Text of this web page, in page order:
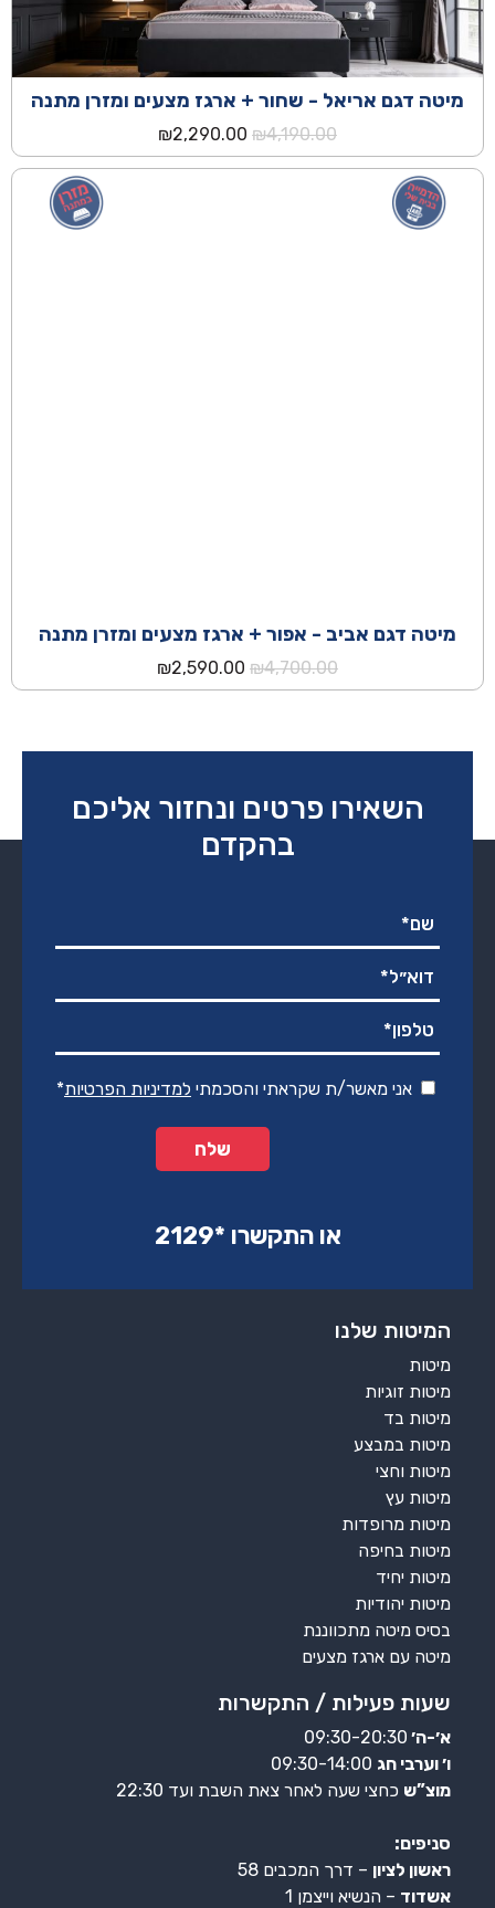
מיטה דגם אריאל - שחור + ארגז מצעים ומזרן מתנה
₪4,190.00
המחיר
המקורי
היה:
₪2,290.00
הנוכחי
הוא:
₪2,290.00.
מיטה דגם אביב - אפור + ארגז מצעים ומזרן מתנה
₪4,700.00
המחיר
המקורי
₪2,590.00
הנוכחי
השאירו פרטים ונחזור אליכם
בהקדם
אני מאשר/ת שקראתי והסכמתי למדיניות הפרטיות*
או התקשרו ‏*2129‏
המיטות שלנו
מיטות
מיטות זוגיות
מיטות בד
מיטות במבצע
מיטות וחצי
מיטות עץ
מיטות מרופדות
מיטות בחיפה
מיטות יחיד
מיטות יהודיות
בסיס מיטה מתכווננת
מיטה עם ארגז מצעים
שעות פעילות / התקשרות
א׳-ה׳ 09:30-20:30
ו׳ וערבי חג
מוצ”ש כחצי שעה לאחר צאת השבת ועד 22:30
סניפים:
ראשון לציון – דרך המכבים 58
אשדוד – הנשיא וייצמן 1